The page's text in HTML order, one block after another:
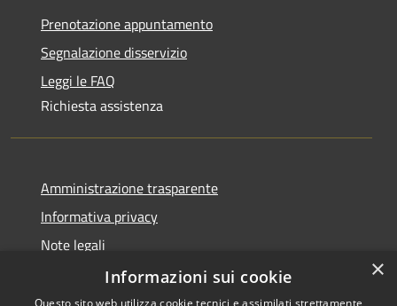
Prenotazione appuntamento
Segnalazione disservizio
Leggi le FAQ
Richiesta assistenza
Amministrazione trasparente
Informativa privacy
Note legali
Dichiarazione di accessibilità
×
Informazioni sui cookie
Questo sito web utilizza cookie tecnici e assimilati strettamente